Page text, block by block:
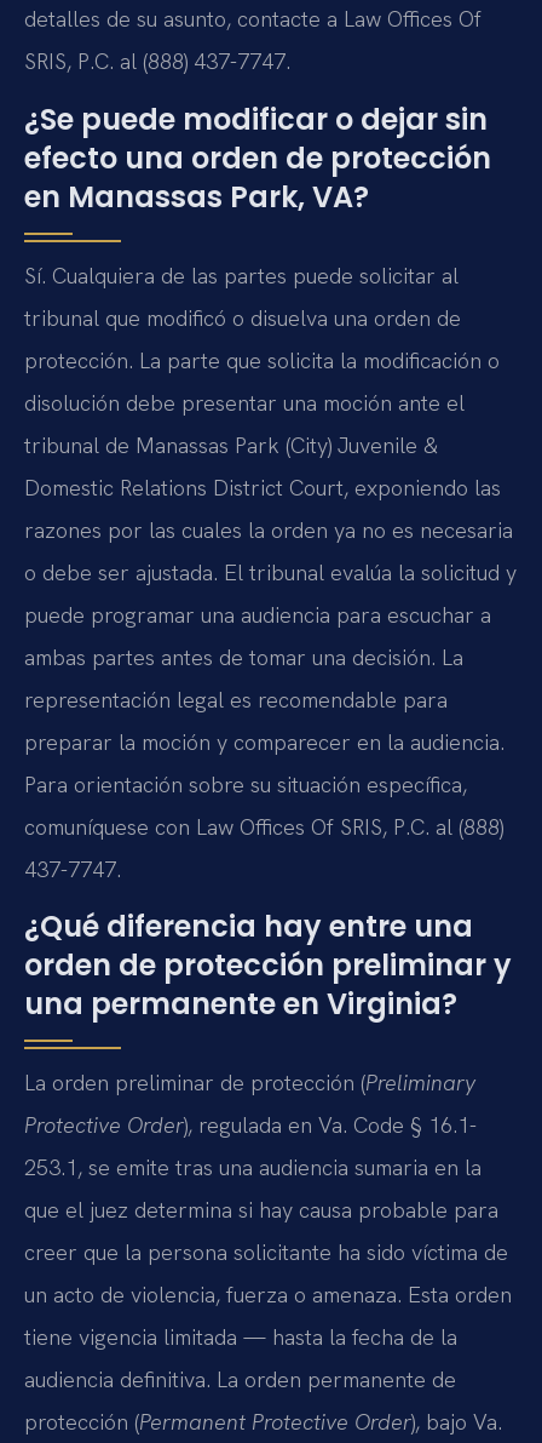
detalles de su asunto, contacte a Law Offices Of
SRIS, P.C. al (888) 437-7747.
¿Se puede modificar o dejar sin
efecto una orden de protección
en Manassas Park, VA?
Sí. Cualquiera de las partes puede solicitar al
tribunal que modificó o disuelva una orden de
protección. La parte que solicita la modificación o
disolución debe presentar una moción ante el
tribunal de Manassas Park (City) Juvenile &
Domestic Relations District Court, exponiendo las
razones por las cuales la orden ya no es necesaria
o debe ser ajustada. El tribunal evalúa la solicitud y
puede programar una audiencia para escuchar a
ambas partes antes de tomar una decisión. La
representación legal es recomendable para
preparar la moción y comparecer en la audiencia.
Para orientación sobre su situación específica,
comuníquese con Law Offices Of SRIS, P.C. al (888)
437-7747.
¿Qué diferencia hay entre una
orden de protección preliminar y
una permanente en Virginia?
La orden preliminar de protección (Preliminary
Protective Order), regulada en Va. Code § 16.1-
253.1, se emite tras una audiencia sumaria en la
que el juez determina si hay causa probable para
creer que la persona solicitante ha sido víctima de
un acto de violencia, fuerza o amenaza. Esta orden
tiene vigencia limitada — hasta la fecha de la
audiencia definitiva. La orden permanente de
protección (Permanent Protective Order), bajo Va.